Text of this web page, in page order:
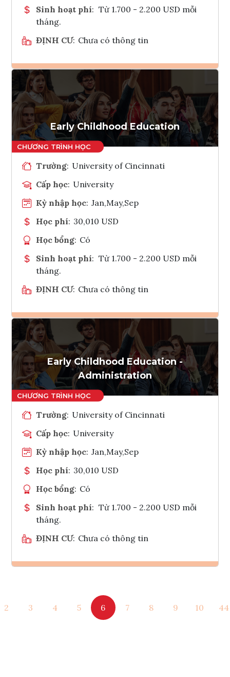
Sinh hoạt phí: Từ 1.700 - 2.200 USD mỗi
tháng.
ĐỊNH CƯ: Chưa có thông tin
Ghi danh
Tham vấn Interlink
Early Childhood Education
Trường: University of Cincinnati
Cấp học: University
Kỳ nhập học: Jan,May,Sep
Học phí: 30,010 USD
Học bổng: Có
Sinh hoạt phí: Từ 1.700 - 2.200 USD mỗi
tháng.
ĐỊNH CƯ: Chưa có thông tin
Ghi danh
Tham vấn Interlink
Early Childhood Education -
Administration
Trường: University of Cincinnati
Cấp học: University
Kỳ nhập học: Jan,May,Sep
Học phí: 30,010 USD
Học bổng: Có
Sinh hoạt phí: Từ 1.700 - 2.200 USD mỗi
tháng.
ĐỊNH CƯ: Chưa có thông tin
Tham vấn Interlink
2 3 4 5 6 7 8 9 10 44